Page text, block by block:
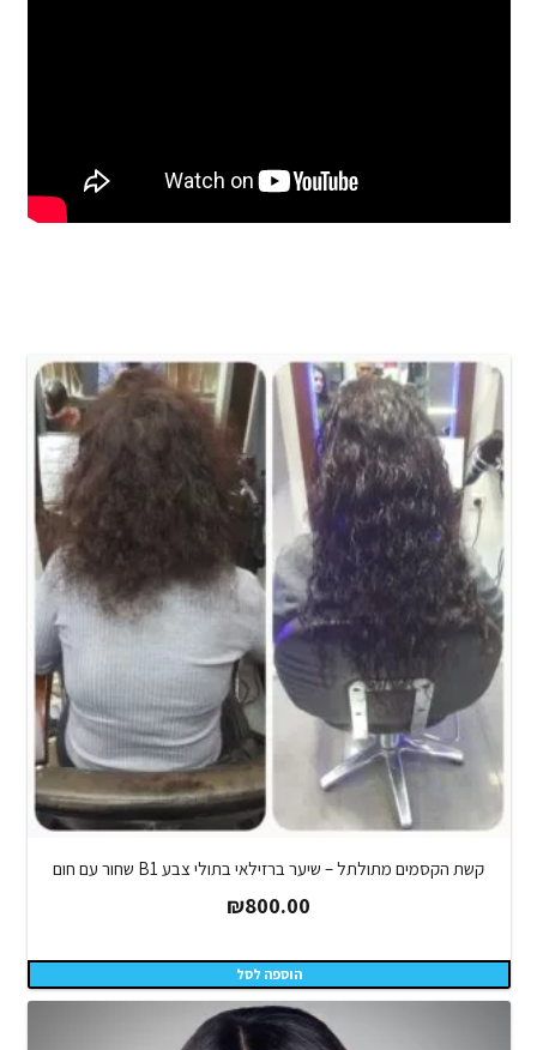
קשת הקסמים מתולתל – שיער ברזילאי בתולי צבע B1 שחור עם חום
₪800.00
הוספה לסל